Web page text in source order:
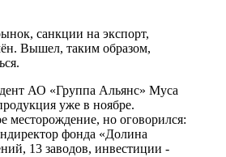
санкции на экспорт,
Вышел, таким образом,
АО «Группа Альянс» Муса
уже в ноябре.
месторождение, но оговорился:
фонда «Долина
13 заводов, инвестиции -